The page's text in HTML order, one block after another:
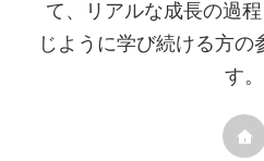
て、リアルな成長の過
じように学び続ける方
す。